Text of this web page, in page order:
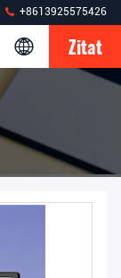
+8613925575426
Zitat